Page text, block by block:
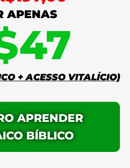
APENAS
+ ACESSO VITALÍCIO)
APRENDER
BÍBLICO